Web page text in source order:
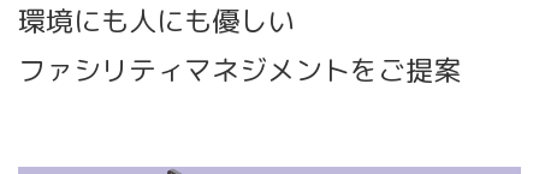
環境にも人にも優しい
ファシリティマネジメントをご提案